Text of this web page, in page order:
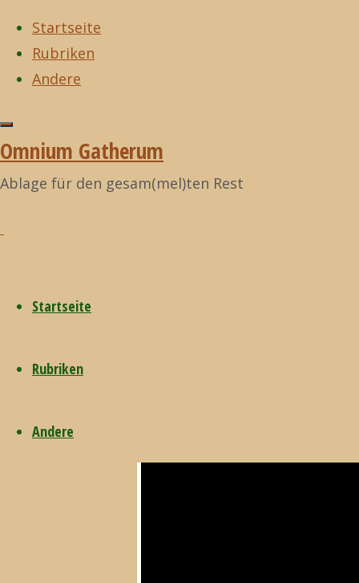
Zum
springen
Startseite
Rubriken
Andere
Omnium Gatherum
Ablage für den gesam(mel)ten Rest
Startseite
Rubriken
Andere
Adolfs Furz-
Ausscheidung
Adolfs